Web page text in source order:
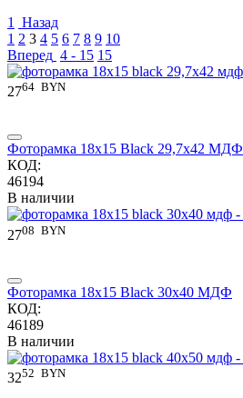
1
Назад
1 2 3 4 5 6 7 8 9 10
Вперед 4 - 15 15
2764 BYN
Фоторамка 18x15 Black 29,7x42 МДФ
КОД:
46194
В наличии
2708 BYN
Фоторамка 18x15 Black 30x40 МДФ
КОД:
46189
В наличии
3252 BYN